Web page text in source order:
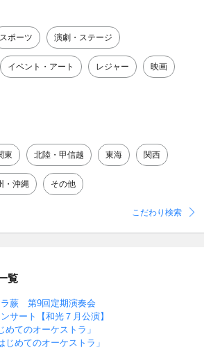
スポーツ 演劇・ステージ
イベント・アート レジャー 映画
東 北陸・甲信越 東海 関西
・沖縄 その他
こだわり検索
覧
蕨 第9回定期演奏会
サート【和光７月公演】
めてのオーケストラ」
めてのオーケストラ」